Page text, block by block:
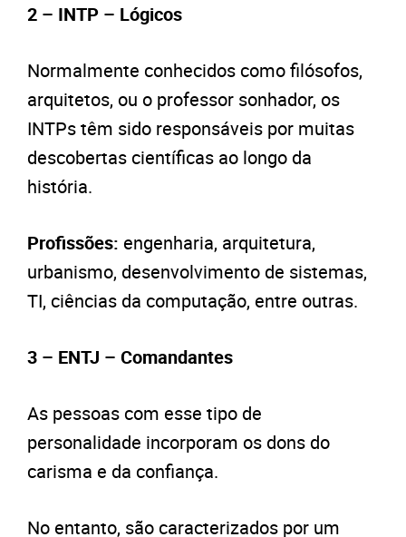
2 – INTP – Lógicos
Normalmente conhecidos como filósofos,
arquitetos, ou o professor sonhador, os
INTPs têm sido responsáveis por muitas
descobertas científicas ao longo da
história.
Profissões: engenharia, arquitetura,
urbanismo, desenvolvimento de sistemas,
TI, ciências da computação, entre outras.
3 – ENTJ – Comandantes
As pessoas com esse tipo de
personalidade incorporam os dons do
carisma e da confiança.
No entanto, são caracterizados por um